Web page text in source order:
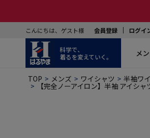
こんにちは、ゲスト様 会員登録 ログイ
科学で、
着るを変えていく。
メ
TOP メンズ ワイシャツ 半袖ワ
【完全ノーアイロン】半袖 アイシ